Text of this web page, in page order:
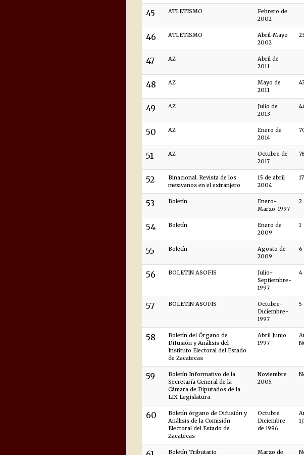
45 ATLETISMO
Febrero de
2002
46 ATLETISMO
Abril-Mayo
2002
23
47 AZ
Abril de
2011
48 AZ
Mayo de
2011
43
49 AZ
Julio de
2013
50 AZ
Enero de
2014
51 AZ
Octubre de
2017
76
52
Binacional. Revista de los
mexivanos en el extranjero
15 de abril
2004
17
53 Boletín
Enero-
Marzo-1997
2
54 Boletín
Enero de
2009
1
55 Boletín
Agosto de
2009
6
56 BOLETIN ASOFIS
Julio-
Septiembre-
1997
4
57 BOLETIN ASOFIS
Octubre-
Diciembre-
1997
5
58
Boletín del Órgano de
Difusión y Análisis del
Instituto Electoral del Estado
de Zacatecas
Abril Junio
1997
59
Boletín Informativo de la
Secretaría General de la
Cámara de Diputados de la
LIX Legislatura
Noviembre
2005.
60
Boletín órgano de Difusión y
Análisis de la Comisión
Electoral del Estado de
Zacatecas
Octubre
Diciembre
de 1996
Boletín Tributario Marzo de